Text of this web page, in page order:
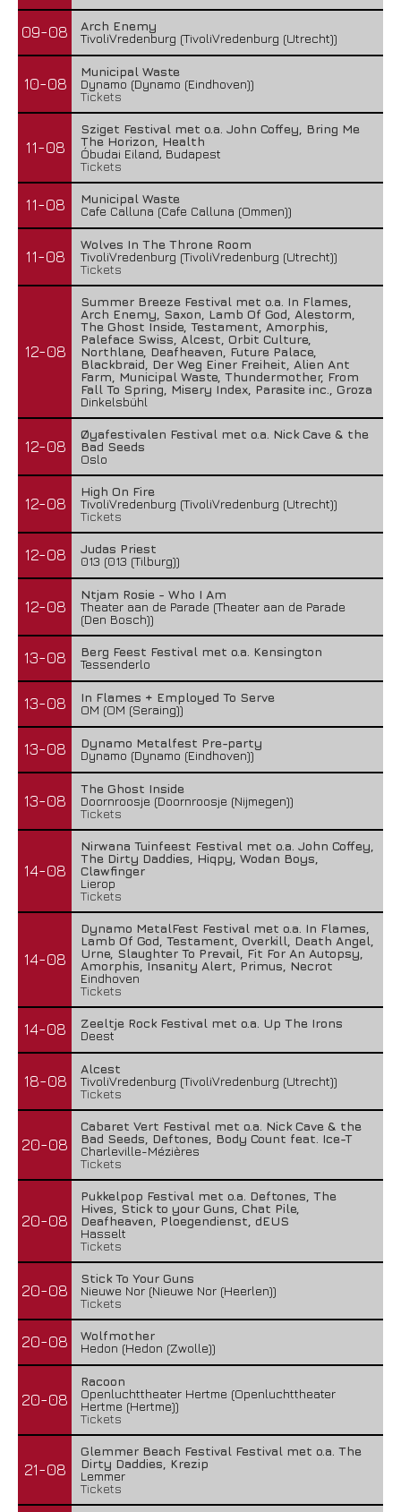
09-08
Arch Enemy
TivoliVredenburg (TivoliVredenburg (Utrecht))
10-08
Municipal Waste
Dynamo (Dynamo (Eindhoven))
Tickets
11-08
Sziget Festival met o.a. John Coffey, Bring Me
The Horizon, Health
Óbudai Eiland, Budapest
Tickets
11-08
Municipal Waste
Cafe Calluna (Cafe Calluna (Ommen))
11-08
Wolves In The Throne Room
TivoliVredenburg (TivoliVredenburg (Utrecht))
Tickets
12-08
Summer Breeze Festival met o.a. In Flames,
Arch Enemy, Saxon, Lamb Of God, Alestorm,
The Ghost Inside, Testament, Amorphis,
Paleface Swiss, Alcest, Orbit Culture,
Northlane, Deafheaven, Future Palace,
Blackbraid, Der Weg Einer Freiheit, Alien Ant
Farm, Municipal Waste, Thundermother, From
Fall To Spring, Misery Index, Parasite inc., Groza
Dinkelsbühl
12-08
Øyafestivalen Festival met o.a. Nick Cave & the
Bad Seeds
Oslo
12-08
High On Fire
TivoliVredenburg (TivoliVredenburg (Utrecht))
Tickets
12-08
Judas Priest
013 (013 (Tilburg))
12-08
Ntjam Rosie - Who I Am
Theater aan de Parade (Theater aan de Parade
(Den Bosch))
13-08
Berg Feest Festival met o.a. Kensington
Tessenderlo
13-08
In Flames + Employed To Serve
OM (OM (Seraing))
13-08
Dynamo Metalfest Pre-party
Dynamo (Dynamo (Eindhoven))
13-08
The Ghost Inside
Doornroosje (Doornroosje (Nijmegen))
Tickets
14-08
Nirwana Tuinfeest Festival met o.a. John Coffey,
The Dirty Daddies, Hiqpy, Wodan Boys,
Clawfinger
Lierop
Tickets
14-08
Dynamo MetalFest Festival met o.a. In Flames,
Lamb Of God, Testament, Overkill, Death Angel,
Urne, Slaughter To Prevail, Fit For An Autopsy,
Amorphis, Insanity Alert, Primus, Necrot
Eindhoven
Tickets
14-08
Zeeltje Rock Festival met o.a. Up The Irons
Deest
18-08
Alcest
TivoliVredenburg (TivoliVredenburg (Utrecht))
Tickets
20-08
Cabaret Vert Festival met o.a. Nick Cave & the
Bad Seeds, Deftones, Body Count feat. Ice-T
Charleville-Mézières
Tickets
20-08
Pukkelpop Festival met o.a. Deftones, The
Hives, Stick to your Guns, Chat Pile,
Deafheaven, Ploegendienst, dEUS
Hasselt
Tickets
20-08
Stick To Your Guns
Nieuwe Nor (Nieuwe Nor (Heerlen))
Tickets
20-08
Wolfmother
Hedon (Hedon (Zwolle))
20-08
Racoon
Openluchttheater Hertme (Openluchttheater
Hertme (Hertme))
Tickets
21-08
Glemmer Beach Festival Festival met o.a. The
Dirty Daddies, Krezip
Lemmer
Tickets